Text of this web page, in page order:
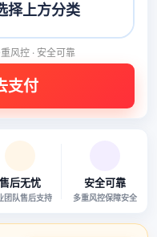
风控 · 安全可靠
售后无忧
团队售后支持
安全可靠
多重风控保障安全